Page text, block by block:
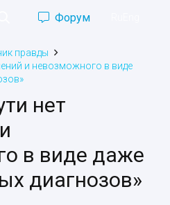
Форум
правды
и невозможного в виде
нет
в виде даже
диагнозов»